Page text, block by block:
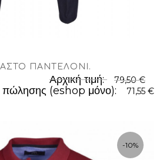
ΠΑΝΤΕΛΌΝΙ .
Αρχική τιμή: 79,50 €
πώλησης (eshop μόνο): 71,55 €
-10%